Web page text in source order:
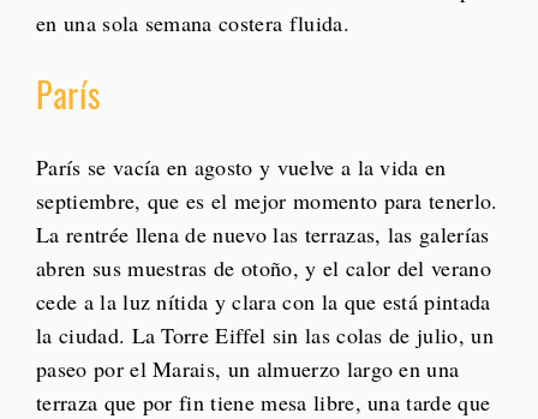
en una sola semana costera fluida.
París
París se vacía en agosto y vuelve a la vida en
septiembre, que es el mejor momento para tenerlo.
La rentrée llena de nuevo las terrazas, las galerías
abren sus muestras de otoño, y el calor del verano
cede a la luz nítida y clara con la que está pintada
la ciudad. La Torre Eiffel sin las colas de julio, un
paseo por el Marais, un almuerzo largo en una
terraza que por fin tiene mesa libre, una tarde que